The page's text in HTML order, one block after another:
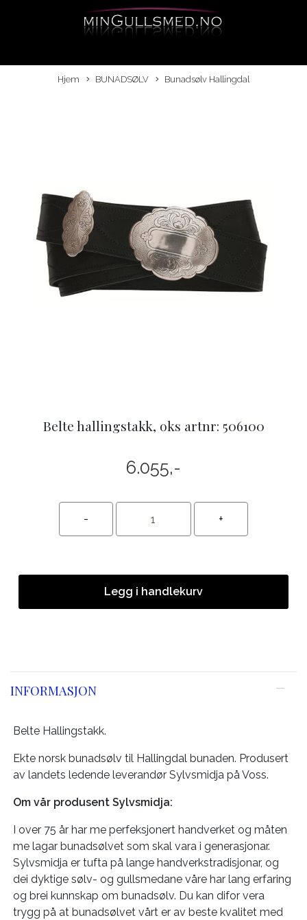
Hjem BUNADSØLV Bunadsølv Hallingdal
Belte hallingstakk, oks artnr: 506100
6.055,-
Legg i handlekurv
INFORMASJON
Belte Hallingstakk.
Ekte norsk bunadsølv til Hallingdal bunaden. Produsert
av landets ledende leverandør Sylvsmidja på Voss.
Om vår produsent Sylvsmidja:
I over 75 år har me perfeksjonert handverket og måten
me lagar bunadsølvet som skal vara i generasjonar.
Sylvsmidja er tufta på lange handverkstradisjonar, og
dei dyktige sølv- og gullsmedane våre har lang erfaring
og brei kunnskap om bunadsølv. Du kan difor vera
trygg på at bunadsølvet vårt er av beste kvalitet med